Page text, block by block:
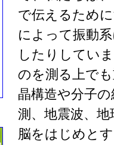
で伝えるため
によって振動
したりしてい
のを測る上で
晶構造や分子
測、地震波、
脳をはじめと